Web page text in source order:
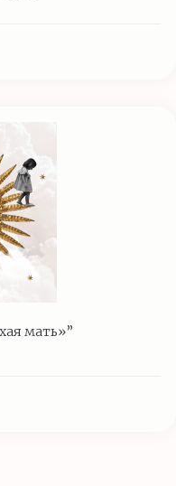
мать»”